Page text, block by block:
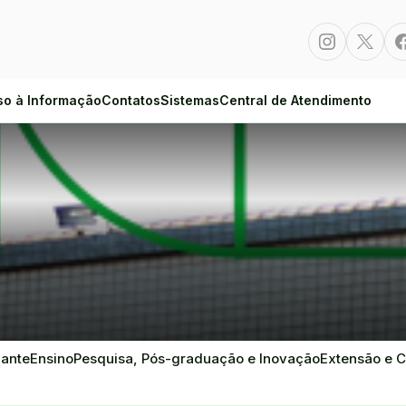
Instagram
à InformaçãoContatosSistemasCentral de Atendimento
EnsinoPesquisa, Pós-graduação e InovaçãoExtensão e